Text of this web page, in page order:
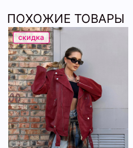
ПОХОЖИЕ ТОВАРЫ
скидка